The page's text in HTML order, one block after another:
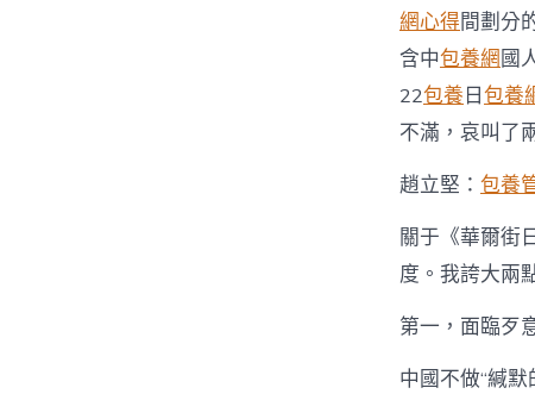
網心得間劃分
含中包養網國
22包養日包養
不滿，哀叫了
趙立堅： 包養
關于《華爾街
度。我誇大兩
第一，面臨歹
中國不做“緘默